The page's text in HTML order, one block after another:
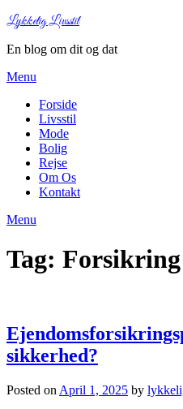
Lykkelig Livsstil
En blog om dit og dat
Menu
Forside
Livsstil
Mode
Bolig
Rejse
Om Os
Kontakt
Menu
Tag: Forsikring
sikkerhed?
Posted on April 1, 2025 by